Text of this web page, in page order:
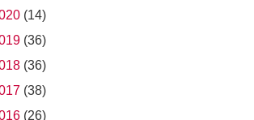
(14)
(36)
(36)
(38)
(26)